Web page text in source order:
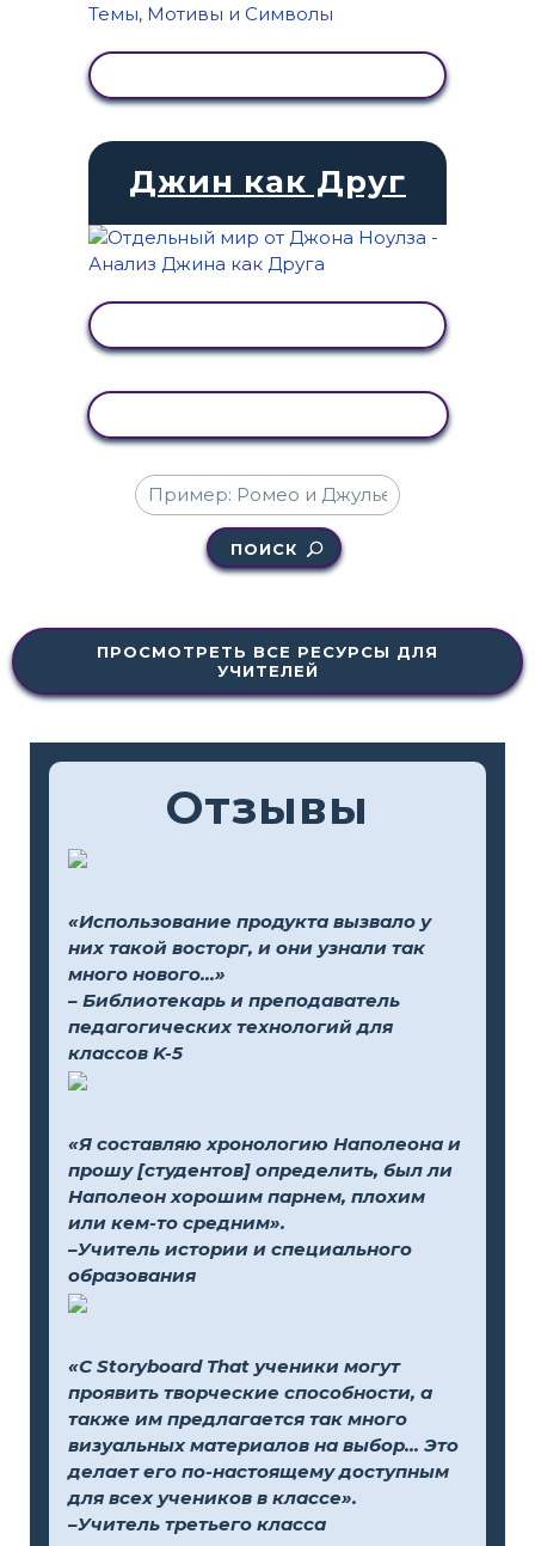
Джин как Друг
ПОИСК
ПРОСМОТРЕТЬ ВСЕ РЕСУРСЫ ДЛЯ
УЧИТЕЛЕЙ
Отзывы
«Использование продукта вызвало у
них такой восторг, и они узнали так
много нового...»
– Библиотекарь и преподаватель
педагогических технологий для
классов K-5
«Я составляю хронологию Наполеона и
прошу [студентов] определить, был ли
Наполеон хорошим парнем, плохим
или кем-то средним».
–Учитель истории и специального
образования
«С Storyboard That ученики могут
проявить творческие способности, а
также им предлагается так много
визуальных материалов на выбор... Это
делает его по-настоящему доступным
для всех учеников в классе».
–Учитель третьего класса